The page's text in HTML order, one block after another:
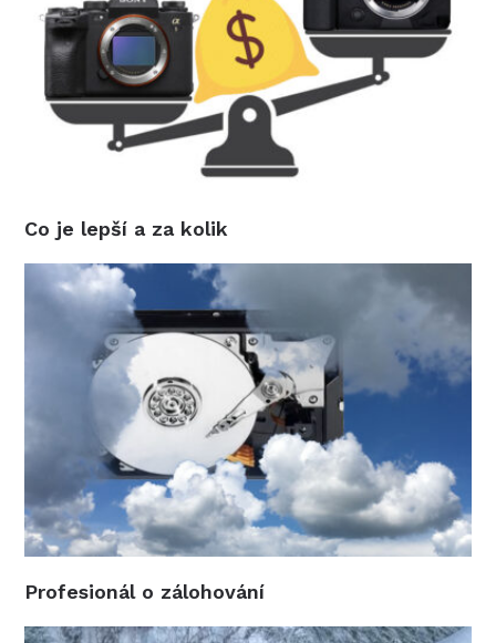
Co je lepší a za kolik
Profesionál o zálohování